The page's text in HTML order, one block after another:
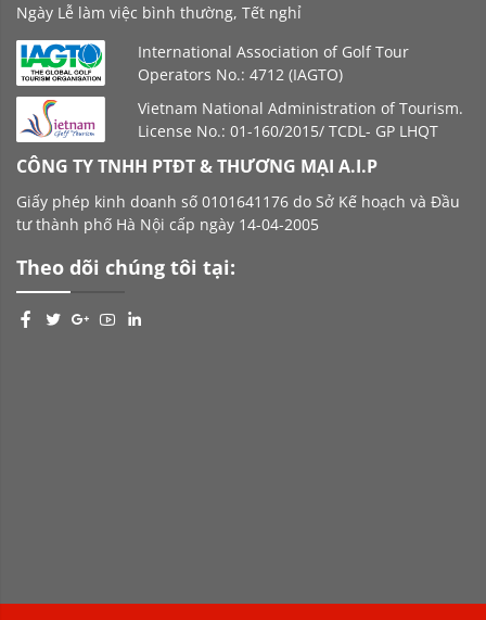
Ngày Lễ làm việc bình thường, Tết nghỉ
International Association of Golf Tour
Operators No.: 4712 (IAGTO)
Vietnam National Administration of Tourism.
License No.: 01-160/2015/ TCDL- GP LHQT
CÔNG TY TNHH PTĐT & THƯƠNG MẠI A.I.P
Giấy phép kinh doanh số 0101641176 do Sở Kế hoạch và Đầu
tư thành phố Hà Nội cấp ngày 14-04-2005
Theo dõi chúng tôi tại: